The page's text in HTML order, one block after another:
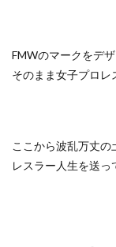
FMWのマークをデ
そのまま女子プロレ
ここから波乱万丈
レスラー人生を送っ